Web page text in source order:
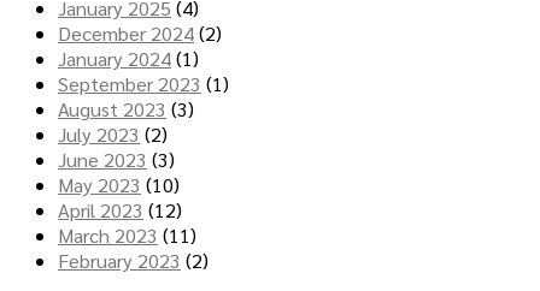
January 2025 (4)
December 2024(2)
January 2024(1)
September 2023 (1)
August 2023 (3)
July 2023 (2)
June 2023 (3)
May 2023 (10)
April 2023 (12)
March 2023 (11)
February 2023 (2)